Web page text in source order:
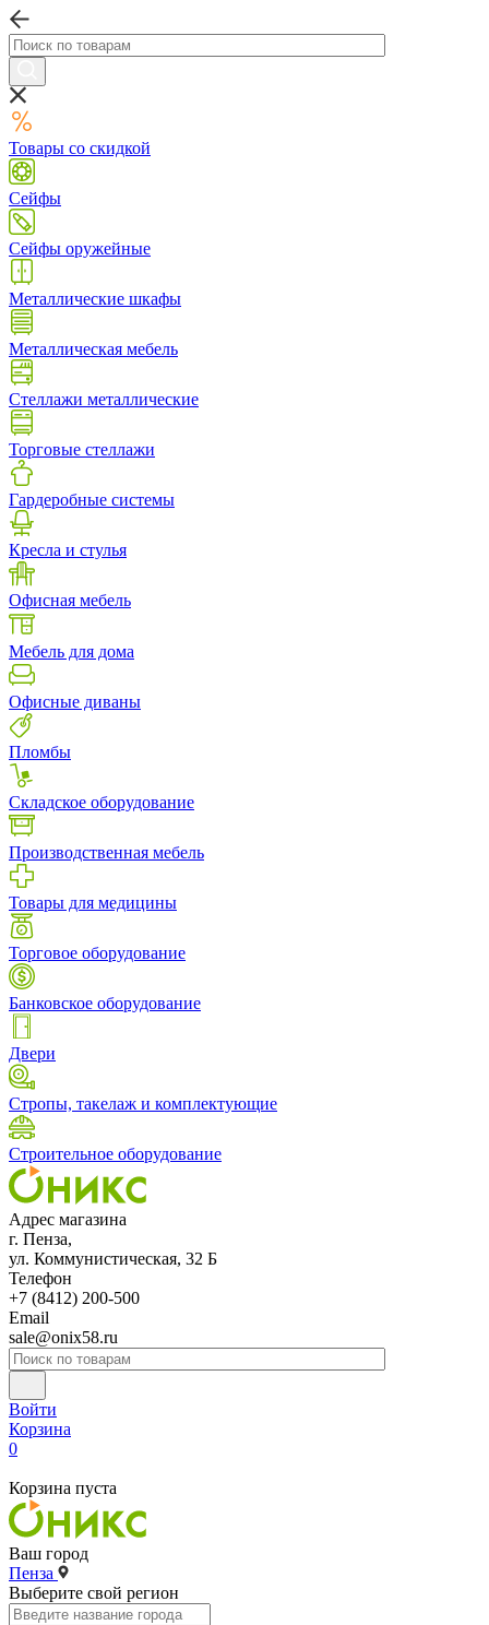
Товары со скидкой
Сейфы
Сейфы оружейные
Металлические шкафы
Металлическая мебель
Стеллажи металлические
Торговые стеллажи
Гардеробные системы
Кресла и стулья
Офисная мебель
Мебель для дома
Офисные диваны
Пломбы
Складское оборудование
Производственная мебель
Товары для медицины
Торговое оборудование
Банковское оборудование
Двери
Стропы, такелаж и комплектующие
Строительное оборудование
Адрес магазина
г. Пенза,
ул. Коммунистическая, 32 Б
Телефон
+7 (8412) 200-500
Email
sale@onix58.ru
Войти
Корзина
0
Корзина пуста
Ваш город
Пенза
Выберите свой регион